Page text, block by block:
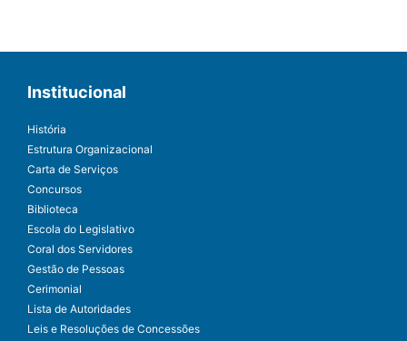
Institucional
História
Estrutura Organizacional
Carta de Serviços
Concursos
Biblioteca
Escola do Legislativo
Coral dos Servidores
Gestão de Pessoas
Cerimonial
Lista de Autoridades
Leis e Resoluções de Concessões